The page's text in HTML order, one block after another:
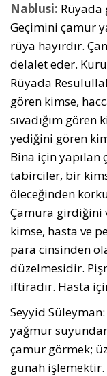
Nablusi: Rüyada
Geçimini çamur
rüya hayırdır.
delalet eder.
Rüyada
gören kimse,
sıvadığım
yediğini gören
Bina için yapılan
tabirciler, bir
öleceğinden
Çamura girdiğini
kimse, hasta ve
para cinsinden
düzelmesidir.
iftiradır. Hasta
Seyyid
yağmur
çamur görmek;
günah